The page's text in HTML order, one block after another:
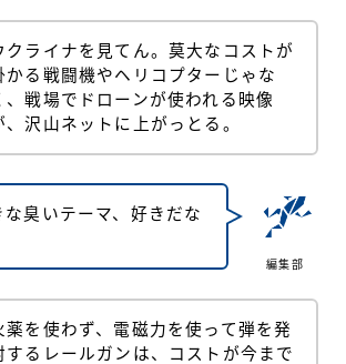
クライナを見てん。莫大なコストが
かる戦闘機やヘリコプターじゃな
、戦場でドローンが使われる映像
、沢山ネットに上がっとる。
編集部
な臭いテーマ、好きだな
薬を使わず、電磁力を使って弾を発
するレールガンは、コストが今まで